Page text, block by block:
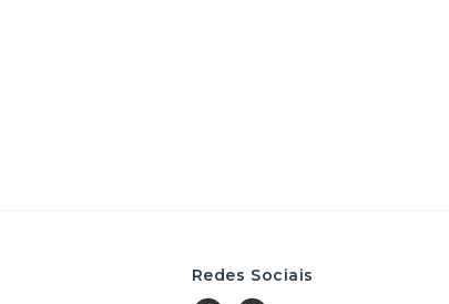
Redes Sociais